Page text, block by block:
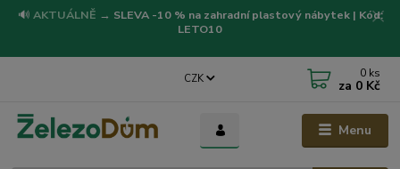
🔊 AKTUÁLNĚ → SLEVA -10 % na zahradní plastový nábytek | Kód:
LETO10
Menu
CZK 0 ks
za 0 Kč